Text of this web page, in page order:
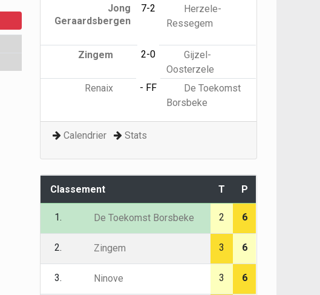
Jong
Geraardsbergen
7-2
Herzele-
Ressegem
Zingem 2-0
Gijzel-
Oosterzele
Renaix
- FF
De Toekomst
Borsbeke
Calendrier Stats
Classement T P
1. De Toekomst Borsbeke 2 6
2. Zingem 3 6
3. Ninove 3 6